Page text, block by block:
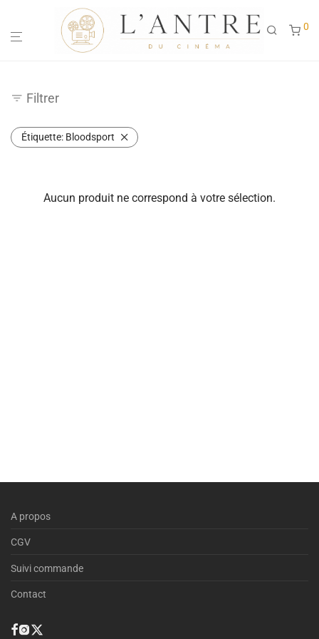
0
Filtrer
Étiquette: Bloodsport
Aucun produit ne correspond à votre sélection.
A propos
CGV
Suivi commande
Contact